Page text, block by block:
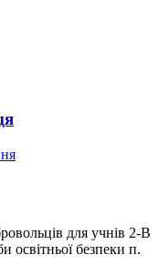
для учнів 2-В
освітньої безпеки п.